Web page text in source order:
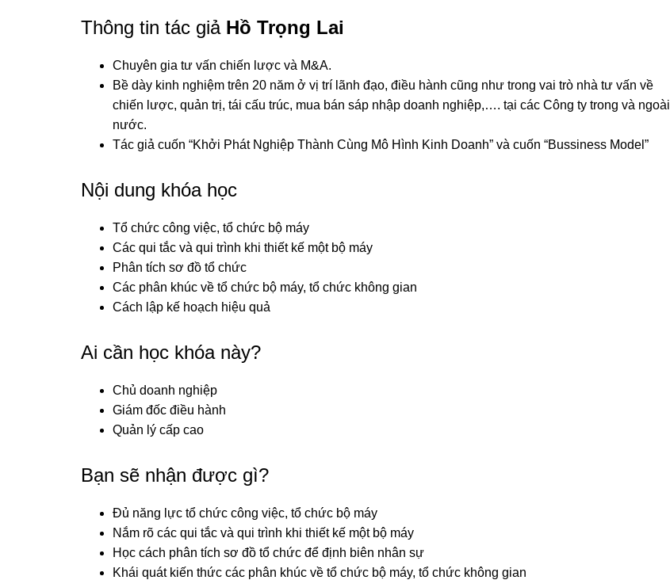
Thông tin tác giả Hồ Trọng Lai
Chuyên gia tư vấn chiến lược và M&A.
Bề dày kinh nghiệm trên 20 năm ở vị trí lãnh đạo, điều hành cũng như trong vai trò nhà tư vấn về
chiến lược, quản trị, tái cấu trúc, mua bán sáp nhập doanh nghiệp,…. tại các Công ty trong và ngoài
nước.
Tác giả cuốn “Khởi Phát Nghiệp Thành Cùng Mô Hình Kinh Doanh” và cuốn “Bussiness Model”
Nội dung khóa học
Tổ chức công việc, tổ chức bộ máy
Các qui tắc và qui trình khi thiết kế một bộ máy
Phân tích sơ đồ tổ chức
Các phân khúc về tổ chức bộ máy, tổ chức không gian
Cách lập kế hoạch hiệu quả
Ai cần học khóa này?
Chủ doanh nghiệp
Giám đốc điều hành
Quản lý cấp cao
Bạn sẽ nhận được gì?
Đủ năng lực tổ chức công việc, tổ chức bộ máy
Nắm rõ các qui tắc và qui trình khi thiết kế một bộ máy
Học cách phân tích sơ đồ tổ chức để định biên nhân sự
Khái quát kiến thức các phân khúc về tổ chức bộ máy, tổ chức không gian